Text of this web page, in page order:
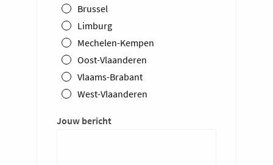
Brussel
Limburg
Mechelen-Kempen
Oost-Vlaanderen
Vlaams-Brabant
West-Vlaanderen
Jouw bericht